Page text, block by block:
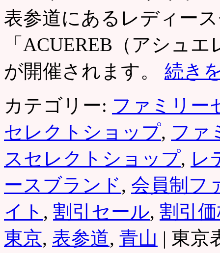
表参道にあるレディー
「ACUEREB（アシュ
が開催されます。 続き
カテゴリー: ファミリー
セレクトショップ, ファ
スセレクトショップ, レ
ースブランド, 会員制フ
イト , 割引セール, 割引
東京, 表参道, 青山 | 東京